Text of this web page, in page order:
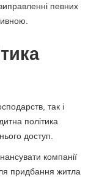
певних
так і
політика
доступ.
компанії
придбання житла